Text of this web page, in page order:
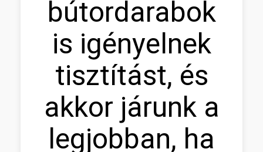
bútordarabok
is igényelnek
tisztítást, és
akkor járunk a
legjobban, ha